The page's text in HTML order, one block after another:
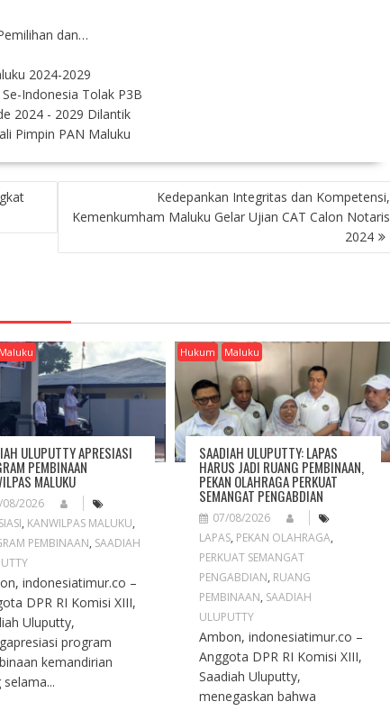
dan…
2024-2029
Indonesia Tolak P3B
2024 - 2029 Dilantik
Pimpin PAN Maluku
Kedepankan Integritas dan Kompetensi,
Kemenkumham Maluku Gelar Ujian CAT Calon Notaris
2024
Maluku
ULUPUTTY APRESIASI
PEMBINAAN
MALUKU
08/2026
, KANWILPAS MALUKU,
PEMBINAAN, SAADIAH
indonesiatimur.co –
DPR RI Komisi XIII,
Uluputty,
program
kemandirian
selama...
Hukum Maluku
SAADIAH ULUPUTTY: LAPAS
HARUS JADI RUANG PEMBINAAN,
PEKAN OLAHRAGA PERKUAT
SEMANGAT PENGABDIAN
07/08/2026
LAPAS, PEKAN OLAHRAGA,
PERKUAT SEMANGAT
PENGABDIAN, RUANG
PEMBINAAN, SAADIAH
ULUPUTTY
Ambon, indonesiatimur.co –
Anggota DPR RI Komisi XIII,
Saadiah Uluputty,
menegaskan bahwa